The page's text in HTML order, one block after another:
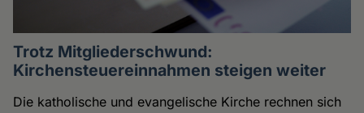
Trotz Mitgliederschwund:
Kirchensteuereinnahmen steigen weiter
Die katholische und evangelische Kirche rechnen sich